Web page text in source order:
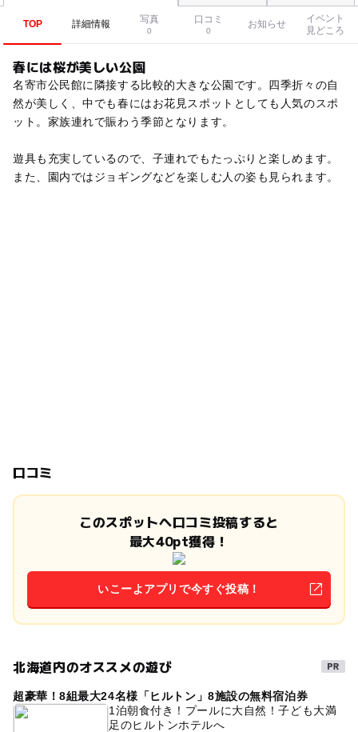
TOP 詳細情報 写真
0
口コミ
0
お知らせ
イベント
見どころ
春には桜が美しい公園
名寄市公民館に隣接する比較的大きな公園です。四季折々の自
然が美しく、中でも春にはお花見スポットとしても人気のスポ
ット。家族連れで賑わう季節となります。
遊具も充実しているので、子連れでもたっぷりと楽しめます。
また、園内ではジョギングなどを楽しむ人の姿も見られます。
口コミ
このスポットへ口コミ投稿すると
最大40pt獲得！
いこーよアプリで今すぐ投稿！
北海道内のオススメの遊び
超豪華！8組最大24名様「ヒルトン」8施設の無料宿泊券
1泊朝食付き！プールに大自然！子ども大満
足のヒルトンホテルへ